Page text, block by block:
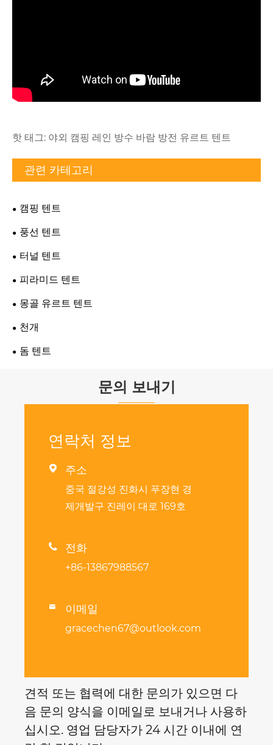
핫 태그: 야외 캠핑 레인 방수 바람 방전 유르트 텐트
관련 카테고리
캠핑 텐트
풍선 텐트
터널 텐트
피라미드 텐트
몽골 유르트 텐트
천개
돔 텐트
문의 보내기
연락처 정보
 주소
중국 절강성 진화시 푸장현 경
제개발구 진레이 대로 169호
 전화
+86-13867988567
 이메일
gracechen67@outlook.com
견적 또는 협력에 대한 문의가 있으면 다
음 문의 양식을 이메일로 보내거나 사용하
십시오. 영업 담당자가 24 시간 이내에 연